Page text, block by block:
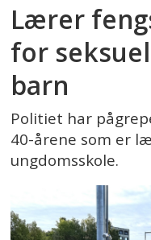
Lærer
for
barn
Politiet har
40-årene som er
ungdomsskole.